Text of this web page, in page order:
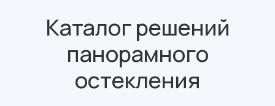
Каталог решений
панорамного
остекления